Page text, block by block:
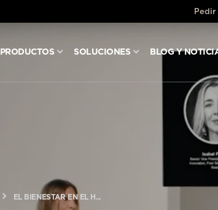
PRODUCTOS SOLUCIONES BLOG Y
EL BIENESTAR EN EL H...